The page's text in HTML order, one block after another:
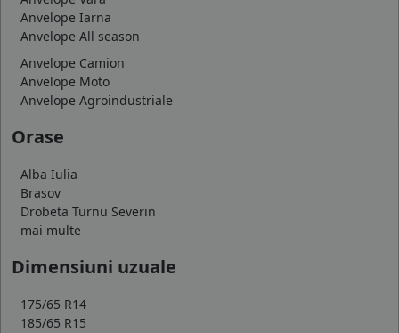
Anvelope Iarna
Anvelope All season
Anvelope Camion
Anvelope Moto
Anvelope Agroindustriale
Orase
Alba Iulia
Brasov
Drobeta Turnu Severin
mai multe
Dimensiuni uzuale
175/65 R14
185/65 R15